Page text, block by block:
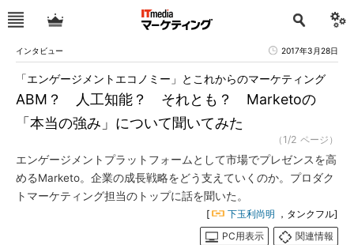
インタビュー 2017年3月28日
ABM？ 人工知能？ それとも？ Marketoの
「本当の強み」について聞いてみた
「エンゲージメントエコノミー」とこれからのマーケティング
（1/2 ページ）
エンゲージメントプラットフォームとして市場でプレゼンスを高
めるMarketo。企業の成長戦略をどう支えていくのか。プロダク
トマーケティング担当のトップに話を聞いた。
[ 下玉利尚明 ，タンクフル]
PC用表示
関連情報